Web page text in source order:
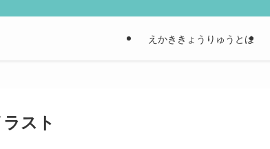
えかききょうりゅうとは
スト